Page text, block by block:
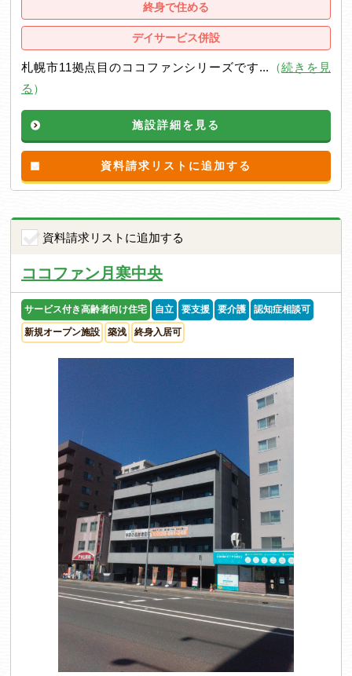
終身で住める
デイサービス併設
札幌市11拠点目のココファンシリーズです... （続きを見
る ）
施設詳細を見る
資料請求リストに追加する
資料請求リストに追加する
ココファン月寒中央
サービス付き高齢者向け住宅 自立 要支援 要介護 認知症相談可
新規オープン施設 築浅 終身入居可